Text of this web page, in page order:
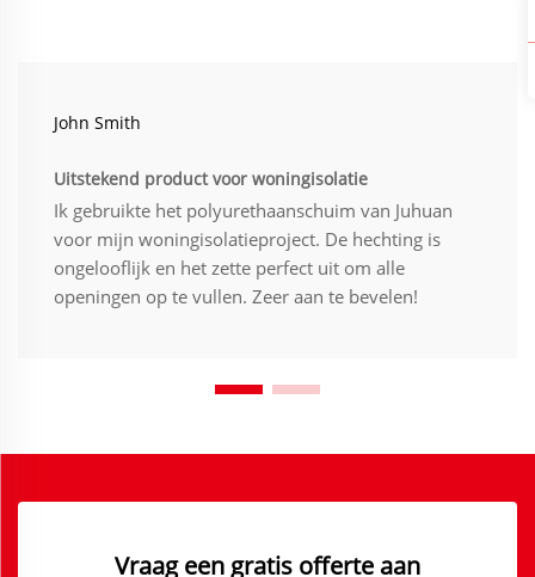
John Smith
Uitstekend product voor woningisolatie
Ik gebruikte het polyurethaanschuim van Juhuan
voor mijn woningisolatieproject. De hechting is
ongelooflijk en het zette perfect uit om alle
openingen op te vullen. Zeer aan te bevelen!
Vraag een gratis offerte aan